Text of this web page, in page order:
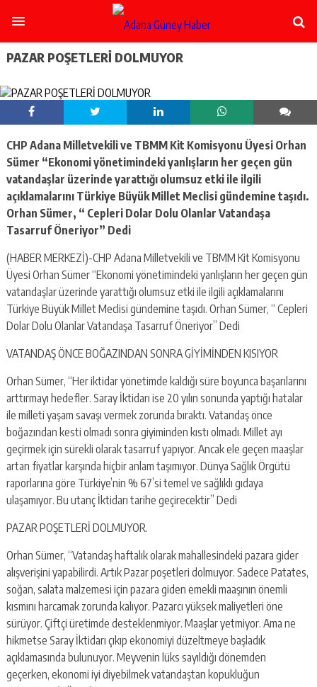
escort
ataşehir
escort
kadıköy
escort
ümraniye
escort
mecidiyeköy
escort
taksim
escort
beşiktaş
escort
kartal
escort
maltepe
escort
PAZAR POŞETLERİ DOLMUYOR
CHP Adana Milletvekili ve TBMM Kit Komisyonu Üyesi Orhan
Sümer “Ekonomi yönetimindeki yanlışların her geçen gün
vatandaşlar üzerinde yarattığı olumsuz etki ile ilgili
açıklamalarını Türkiye Büyük Millet Meclisi gündemine taşıdı.
Orhan Sümer, “ Cepleri Dolar Dolu Olanlar Vatandaşa
Tasarruf Öneriyor” Dedi
(HABER MERKEZİ)-CHP Adana Milletvekili ve TBMM Kit Komisyonu
Üyesi Orhan Sümer “Ekonomi yönetimindeki yanlışların her geçen gün
vatandaşlar üzerinde yarattığı olumsuz etki ile ilgili açıklamalarını
Türkiye Büyük Millet Meclisi gündemine taşıdı. Orhan Sümer, “ Cepleri
Dolar Dolu Olanlar Vatandaşa Tasarruf Öneriyor” Dedi
VATANDAŞ ÖNCE BOĞAZINDAN SONRA GİYİMİNDEN KISIYOR
Orhan Sümer, “Her iktidar yönetimde kaldığı süre boyunca başarılarını
arttırmayı hedefler. Saray İktidarı ise 20 yılın sonunda yaptığı hatalar
ile milleti yaşam savaşı vermek zorunda bıraktı. Vatandaş önce
boğazından kesti olmadı sonra giyiminden kıstı olmadı. Millet ayı
geçirmek için sürekli olarak tasarruf yapıyor. Ancak ele geçen maaşlar
artan fiyatlar karşında hiçbir anlam taşımıyor. Dünya Sağlık Örgütü
raporlarına göre Türkiye’nin % 67’si temel ve sağlıklı gıdaya
ulaşamıyor. Bu utanç İktidarı tarihe geçirecektir” Dedi
PAZAR POŞETLERİ DOLMUYOR.
Orhan Sümer, “Vatandaş haftalık olarak mahallesindeki pazara gider
alışverişini yapabilirdi. Artık Pazar poşetleri dolmuyor. Sadece Patates,
soğan, salata malzemesi için pazara giden emekli maaşının önemli
kısmını harcamak zorunda kalıyor. Pazarcı yüksek maliyetleri öne
sürüyor. Çiftçi üretimde desteklenmiyor. Maaşlar yetmiyor. Ama ne
hikmetse Saray İktidarı çıkıp ekonomiyi düzeltmeye başladık
açıklamasında bulunuyor. Meyvenin lüks sayıldığı dönemden
geçerken, ekonomi iyi diyebilmek vatandaştan kopukluğun